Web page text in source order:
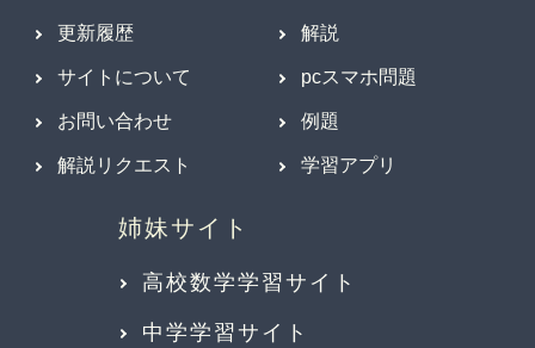
更新履歴
サイトについて
お問い合わせ
解説リクエスト
解説
pcスマホ問題
例題
学習アプリ
高校数学学習サイト
中学学習サイト